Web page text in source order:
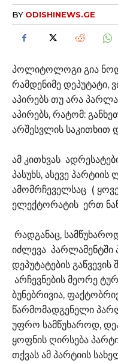
BY ODISHINEWS.GE
პოლიტოლოგი გია
რამდენიმე დეპუტატი,
აპირებს თუ არა
აპირებს, რატომ:
არშესვლის საკითხით
ამ კითხვას
პასუხს, ასევე
ამომრჩეველსაც (
ელექტორატის ერთ
რადგანაც,
იძლევა პარლამენტში
დეპუტატების
არჩევნების მეორე
ბუნებრივია,
წარმომადგენელი
უფრო სამწუხაროდ,
ყოფნის ღირსება
თქვას ამ პარტიის